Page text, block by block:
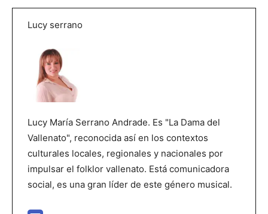
Lucy serrano
Lucy María Serrano Andrade. Es "La Dama del
Vallenato", reconocida así en los contextos
culturales locales, regionales y nacionales por
impulsar el folklor vallenato. Está comunicadora
social, es una gran líder de este género musical.